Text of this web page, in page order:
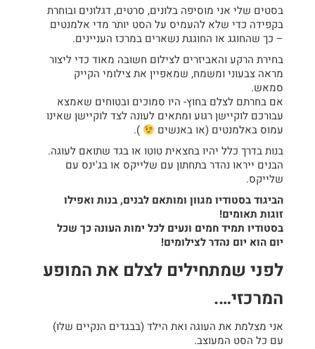
בסטים שלי אני מוסיפה בלונים, סרטים, דגלונים ובוחרת
בקפידה כדי שלא להעמיס על הסט יותר מדי אלמנטים
– כך שהחוגג או החוגגת נשארים במרכז העניינים.
בחירת הרקע והאביזרים לצילום חשובה מאוד כדי ליצור
מראה צבעוני ומשמח, שמאפיין את צילומי הקייק
סמאש.
אם בחרתם לצלם בחוץ- היו סמוכים ובטוחים שאמצא
עבורכם לוקיישן רגוע ומתאים לעונה לצד לוקיישן שאינו
עמוס באלמנטים (או באנשים
).
בנות בדרך כלל יהיו בחצאית טוטו או בגד שתואם לעוגה.
הבנים ייראו נהדר בתחתון עם שלייקס או בג'ינס עם
שלייקס.
הביגוד בסטודיו מגוון ומותאם לבנים, בנות ואפילו
זוגות תאומים!
בסטודיו תמיד חמים ונעים לכל ימות העונה כך שכל
יום הוא יום נהדר לצילומים!
לפני שמתחילים לצלם את המופע
המרכזי….
אני מצלמת את העוגה ואת הילד (בבגדים הנקיים שלו)
עם כל הסט המעוצב.